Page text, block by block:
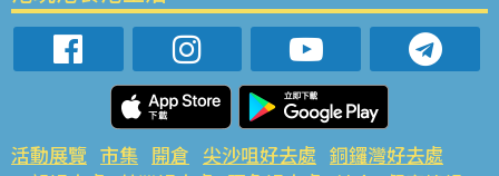
活動展覽 市集 開倉 尖沙咀好去處 銅鑼灣好去處